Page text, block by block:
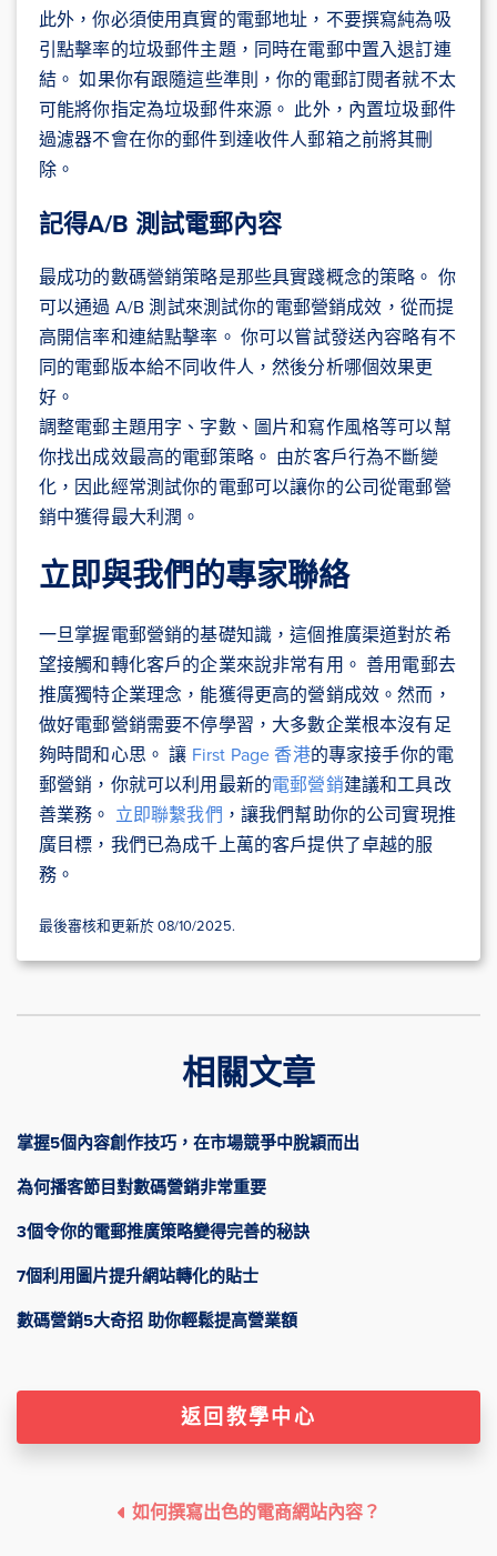
此外，你必須使用真實的電郵地址，不要撰寫純為吸
引點擊率的垃圾郵件主題，同時在電郵中置入退訂連
結。 如果你有跟隨這些準則，你的電郵訂閱者就不太
可能將你指定為垃圾郵件來源。 此外，內置垃圾郵件
過濾器不會在你的郵件到達收件人郵箱之前將其刪
除。
記得A/B 測試電郵內容
最成功的數碼營銷策略是那些具實踐概念的策略。 你
可以通過 A/B 測試來測試你的電郵營銷成效，從而提
高開信率和連結點擊率。 你可以嘗試發送內容略有不
同的電郵版本給不同收件人，然後分析哪個效果更
好。
調整電郵主題用字、字數、圖片和寫作風格等可以幫
你找出成效最高的電郵策略。 由於客戶行為不斷變
化，因此經常測試你的電郵可以讓你的公司從電郵營
銷中獲得最大利潤。
立即與我們的專家聯絡
一旦掌握電郵營銷的基礎知識，這個推廣渠道對於希
望接觸和轉化客戶的企業來說非常有用。 善用電郵去
推廣獨特企業理念，能獲得更高的營銷成效。然而，
做好電郵營銷需要不停學習，大多數企業根本沒有足
夠時間和心思。 讓 First Page 香港的專家接手你的電
郵營銷，你就可以利用最新的電郵營銷建議和工具改
善業務。 立即聯繫我們 ，讓我們幫助你的公司實現推
廣目標，我們已為成千上萬的客戶提供了卓越的服
務。
最後審核和更新於 08/10/2025.
相關文章
掌握5個內容創作技巧，在市場競爭中脫穎而出
為何播客節目對數碼營銷非常重要
3個令你的電郵推廣策略變得完善的秘訣
7個利用圖片提升網站轉化的貼士
數碼營銷5大奇招 助你輕鬆提高營業額
返回教學中心
如何撰寫出色的電商網站內容？